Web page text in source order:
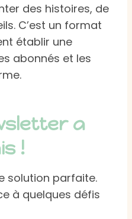
des histoires, de
C’est un format
établir une
abonnés et les
a
!
solution parfaite.
à quelques défis